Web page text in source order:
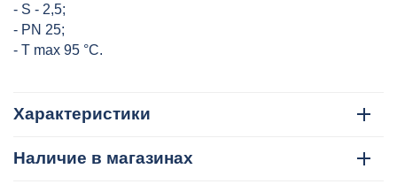
- S - 2,5;
- PN 25;
- T max 95 °C.
Характеристики
Наличие в магазинах